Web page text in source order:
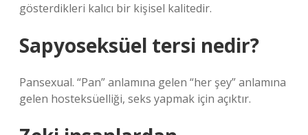
gösterdikleri kalıcı bir kişisel kalitedir.
Sapyoseksüel tersi nedir?
Pansexual. “Pan” anlamına gelen “her şey” anlamına
gelen hosteksüelliği, seks yapmak için açıktır.